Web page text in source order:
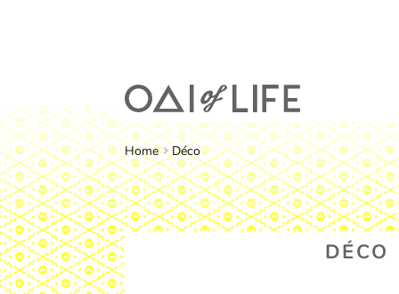
Home Déco
DÉCO